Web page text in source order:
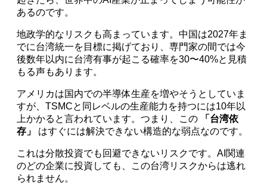
あるのです。
地政学的なリスクも高まっています。中国は2027年ま
でに台湾統一を目標に掲げており、専門家の間では今
後数年以内に台湾有事が起こる確率を30〜40%と見積
もる声もあります。
アメリカは国内での半導体生産を増やそうとしていま
すが、TSMCと同レベルの生産能力を持つには10年以
上かかると言われています。つまり、この
「台湾依
存」
はすぐには解決できない構造的な弱点なのです。
これは分散投資でも回避できないリスクです。AI関連
のどの企業に投資しても、この台湾リスクからは逃れ
られません。